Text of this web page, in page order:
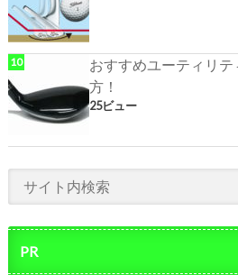
おすすめユーティリ
方！
25ビュー
PR